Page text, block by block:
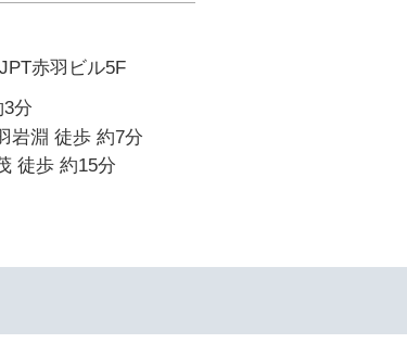
赤羽ビル5F
分
岩淵 徒歩 約7分
徒歩 約15分